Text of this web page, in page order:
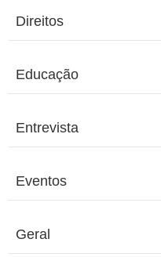
Direitos
Educação
Entrevista
Eventos
Geral